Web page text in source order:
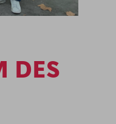
DES